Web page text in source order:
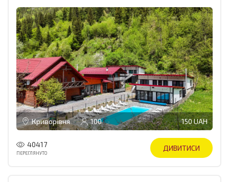
Криворівня 100 150 UAH
40417
ПЕРЕГЛЯНУТО
ДИВИТИСИ